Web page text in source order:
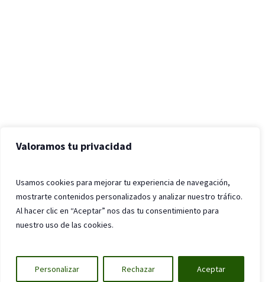
Valoramos tu privacidad
Usamos cookies para mejorar tu experiencia de navegación,
mostrarte contenidos personalizados y analizar nuestro tráfico.
Al hacer clic en “Aceptar” nos das tu consentimiento para
nuestro uso de las cookies.
Personalizar Rechazar Aceptar